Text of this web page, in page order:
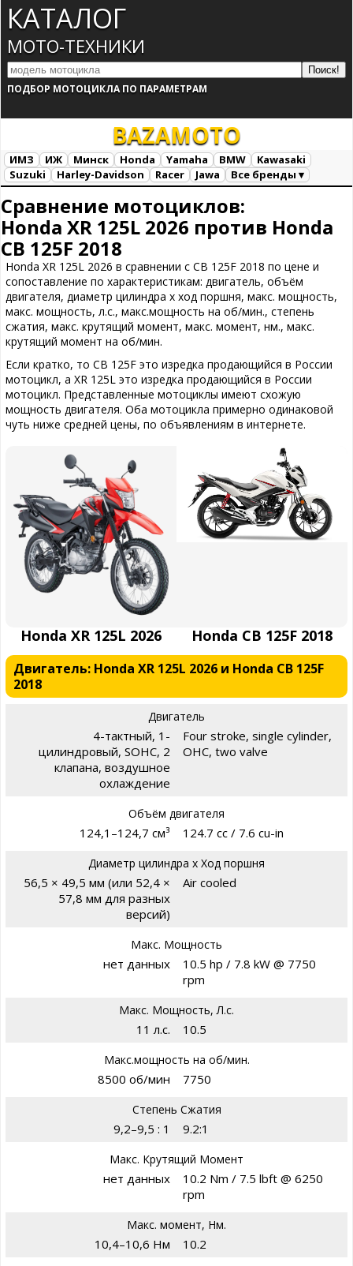
КАТАЛОГ
МОТО-ТЕХНИКИ
ПОДБОР МОТОЦИКЛА ПО ПАРАМЕТРАМ
BAZAMOTO
ИМЗ ИЖ Минск Honda Yamaha BMW
Kawasaki
Suzuki
Harley-Davidson Racer Jawa
Все бренды ▾
Сравнение мотоциклов:
Honda XR 125L 2026 против Honda
CB 125F 2018
Honda XR 125L 2026 в сравнении с CB 125F 2018 по цене и
сопоставление по характеристикам: двигатель, объём
двигателя, диаметр цилиндра х ход поршня, макс. мощность,
макс. мощность, л.с., макс.мощность на об/мин., степень
сжатия, макс. крутящий момент, макс. момент, нм., макс.
крутящий момент на об/мин.
Если кратко, то CB 125F это изредка продающийся в России
мотоцикл, а XR 125L это изредка продающийся в России
мотоцикл. Представленные мотоциклы имеют схожую
мощность двигателя. Оба мотоцикла примерно одинаковой
чуть ниже средней цены, по объявлениям в интернете.
Honda XR 125L 2026 Honda CB 125F 2018
Двигатель: Honda XR 125L 2026 и Honda CB 125F
2018
Двигатель
4-тактный, 1-
цилиндровый, SOHC, 2
клапана, воздушное
охлаждение
Four stroke, single cylinder,
OHC, two valve
Объём двигателя
124,1–124,7 см³ 124.7 cc / 7.6 cu-in
Диаметр цилиндра х Ход поршня
56,5 × 49,5 мм (или 52,4 ×
57,8 мм для разных
версий)
Air cooled
Макс. Мощность
нет данных
10.5 hp / 7.8 kW @ 7750
rpm
Макс. Мощность, Л.с.
11 л.с. 10.5
Макс.мощность на об/мин.
8500 об/мин 7750
Степень Сжатия
9,2–9,5 : 1 9.2:1
Макс. Крутящий Момент
нет данных
10.2 Nm / 7.5 lbft @ 6250
rpm
Макс. момент, Нм.
10,4–10,6 Нм 10.2